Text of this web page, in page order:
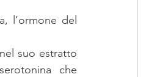
l’ormone del
suo estratto
che